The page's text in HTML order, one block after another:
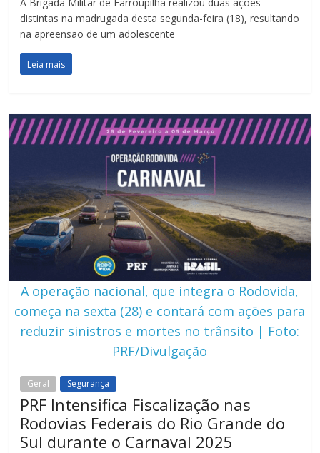
distintas na madrugada desta segunda-feira (18), resultando
na apreensão de um adolescente
Leia mais
A operação nacional, que integra o Rodovida,
começa na sexta (28) e contará com ações para
reduzir sinistros e mortes no trânsito | Foto:
PRF/Divulgação
Geral Segurança
PRF Intensifica Fiscalização nas
Rodovias Federais do Rio Grande do
Sul durante o Carnaval 2025